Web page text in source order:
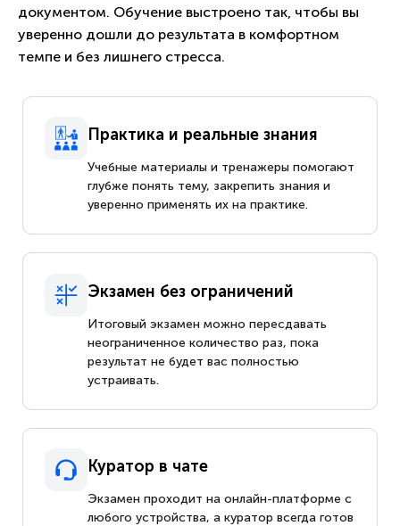
документом. Обучение выстроено так, чтобы вы
уверенно дошли до результата в комфортном
темпе и без лишнего стресса.
Практика и реальные знания
Учебные материалы и тренажеры помогают
глубже понять тему, закрепить знания и
уверенно применять их на практике.
Экзамен без ограничений
Итоговый экзамен можно пересдавать
неограниченное количество раз, пока
результат не будет вас полностью
устраивать.
Куратор в чате
Экзамен проходит на онлайн-платформе с
любого устройства, а куратор всегда готов